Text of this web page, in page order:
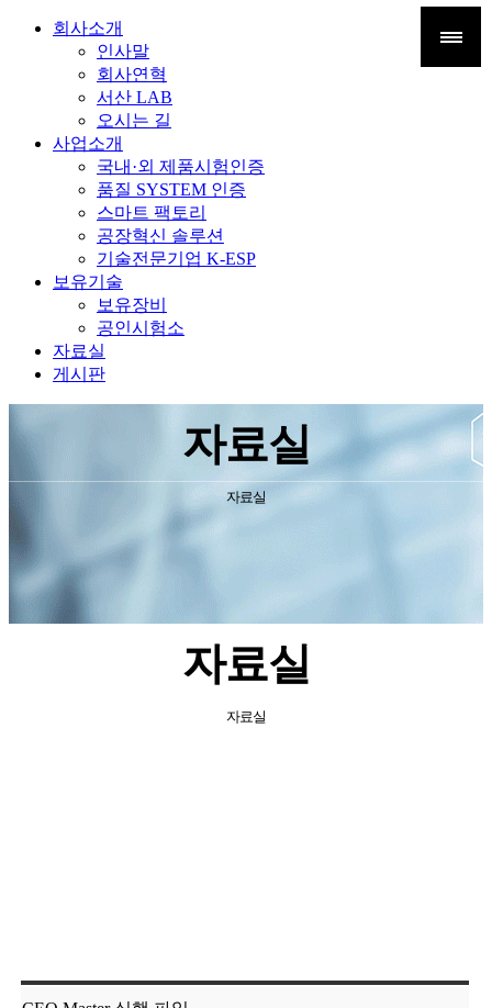
회사소개
인사말
회사연혁
서산 LAB
오시는 길
사업소개
국내·외 제품시험인증
품질 SYSTEM 인증
스마트 팩토리
공장혁신 솔루션
기술전문기업 K-ESP
보유기술
보유장비
공인시험소
자료실
게시판
자료실
자료실
자료실
자료실